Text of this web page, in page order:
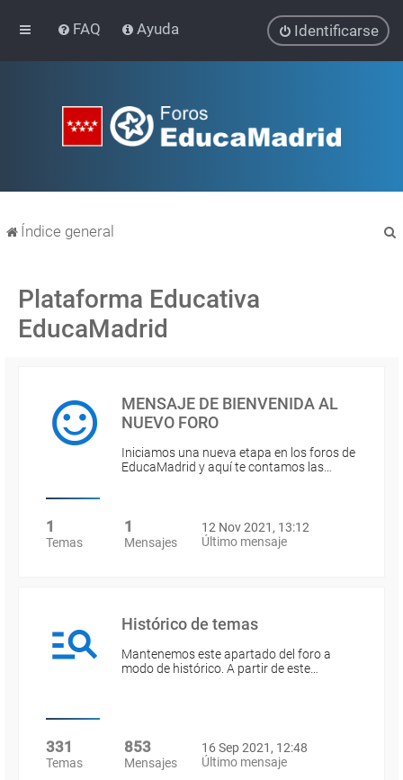
FAQ Ayuda Identificarse
Índice general
Plataforma Educativa
EducaMadrid
MENSAJE DE BIENVENIDA AL
NUEVO FORO
Iniciamos una nueva etapa en los foros de
EducaMadrid y aquí te contamos las…
1
Temas
1
Mensajes
12 Nov 2021, 13:12
Último mensaje
Histórico de temas
Mantenemos este apartado del foro a
modo de histórico. A partir de este…
331
Temas
853
Mensajes
16 Sep 2021, 12:48
Último mensaje